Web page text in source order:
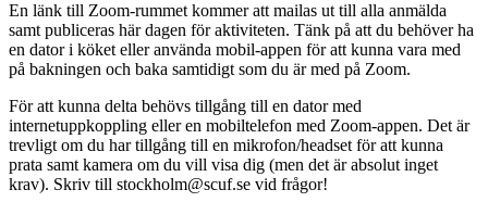
En länk till Zoom-rummet kommer att mailas ut till alla anmälda
samt publiceras här dagen för aktiviteten. Tänk på att du behöver ha
en dator i köket eller använda mobil-appen för att kunna vara med
på bakningen och baka samtidigt som du är med på Zoom.
För att kunna delta behövs tillgång till en dator med
internetuppkoppling eller en mobiltelefon med Zoom-appen. Det är
trevligt om du har tillgång till en mikrofon/headset för att kunna
prata samt kamera om du vill visa dig (men det är absolut inget
krav). Skriv till stockholm@scuf.se vid frågor!